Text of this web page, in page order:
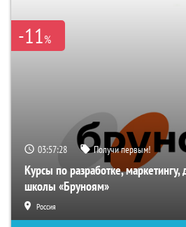
-11%
03:57:27 Получи первым!
Курсы по разработке, маркетингу,
школы «Бруноям»
Россия